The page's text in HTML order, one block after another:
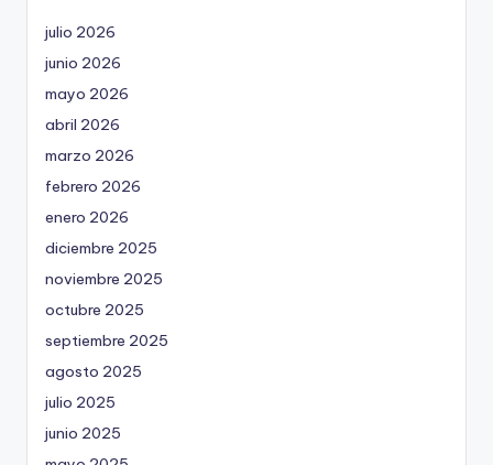
julio 2026
junio 2026
mayo 2026
abril 2026
marzo 2026
febrero 2026
enero 2026
diciembre 2025
noviembre 2025
octubre 2025
septiembre 2025
agosto 2025
julio 2025
junio 2025